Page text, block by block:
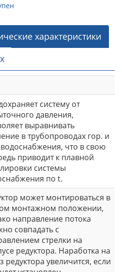
характеристики
систему от
давления,
выравнивать
в трубопроводах гор. и
что в свою
приводит к плавной
системы
по t.
может монтироваться в
монтажном положении,
направление потока
совпадать с
стрелки на
редуктора. Наработка на
редуктора увеличится, если